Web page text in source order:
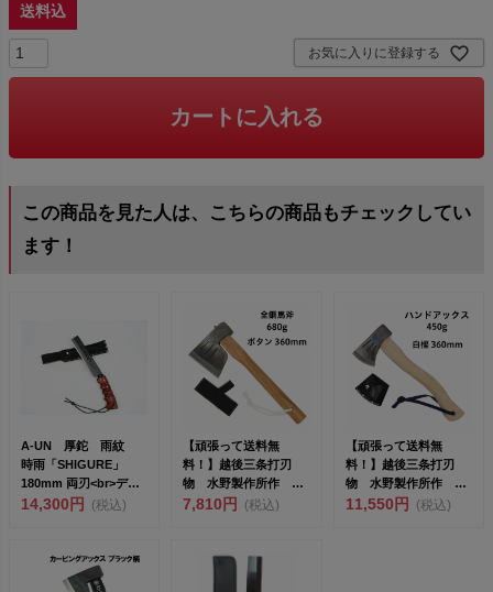
送料込
お気に入りに登録する
カートに入れる
この商品を見た人は、こちらの商品もチェックしてい
ます！
A-UN 厚鉈 雨紋
時雨「SHIGURE」
180mm 両刃<br>デ
ザ...
14,300円 (税込)
【頑張って送料無
料！】越後三条打刃
物 水野製作所作 全
鋼馬斧（バキン）
7,810円 (税込)
【頑張って送料無
料！】越後三条打刃
物 水野製作所作 ハ
ンドアックス450g 白
11,550円 (税込)